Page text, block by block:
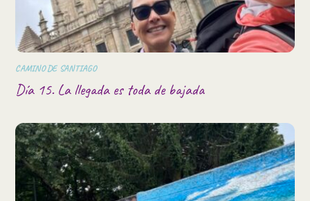
CAMINO DE SANTIAGO
Día 15. La llegada es toda de bajada